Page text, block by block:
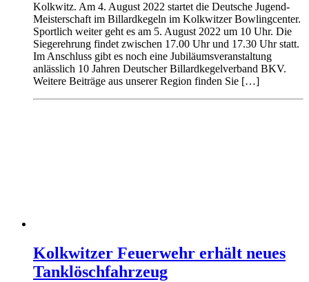
Kolkwitz. Am 4. August 2022 startet die Deutsche Jugend-
Meisterschaft im Billardkegeln im Kolkwitzer Bowlingcenter.
Sportlich weiter geht es am 5. August 2022 um 10 Uhr. Die
Siegerehrung findet zwischen 17.00 Uhr und 17.30 Uhr statt.
Im Anschluss gibt es noch eine Jubiläumsveranstaltung
anlässlich 10 Jahren Deutscher Billardkegelverband BKV.
Weitere Beiträge aus unserer Region finden Sie […]
Kolkwitzer Feuerwehr erhält neues
Tanklöschfahrzeug